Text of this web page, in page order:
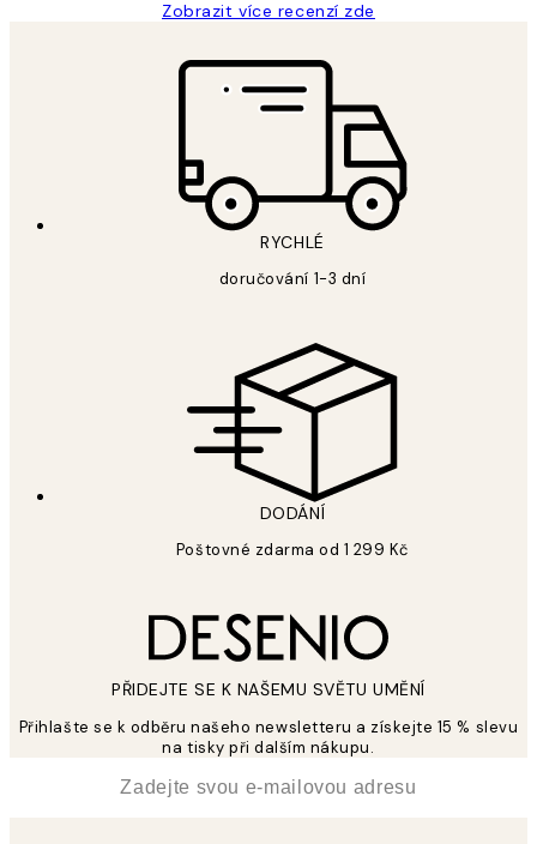
Zobrazit více recenzí zde
RYCHLÉ
doručování 1-3 dní
DODÁNÍ
Poštovné zdarma od 1 299 Kč
PŘIDEJTE SE K NAŠEMU SVĚTU UMĚNÍ
Přihlašte se k odběru našeho newsletteru a získejte 15 % slevu
na tisky při dalším nákupu.